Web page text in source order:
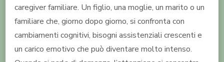
caregiver familiare. Un figlio, una moglie, un marito o un
familiare che, giorno dopo giorno, si confronta con
cambiamenti cognitivi, bisogni assistenziali crescenti e
un carico emotivo che può diventare molto intenso.